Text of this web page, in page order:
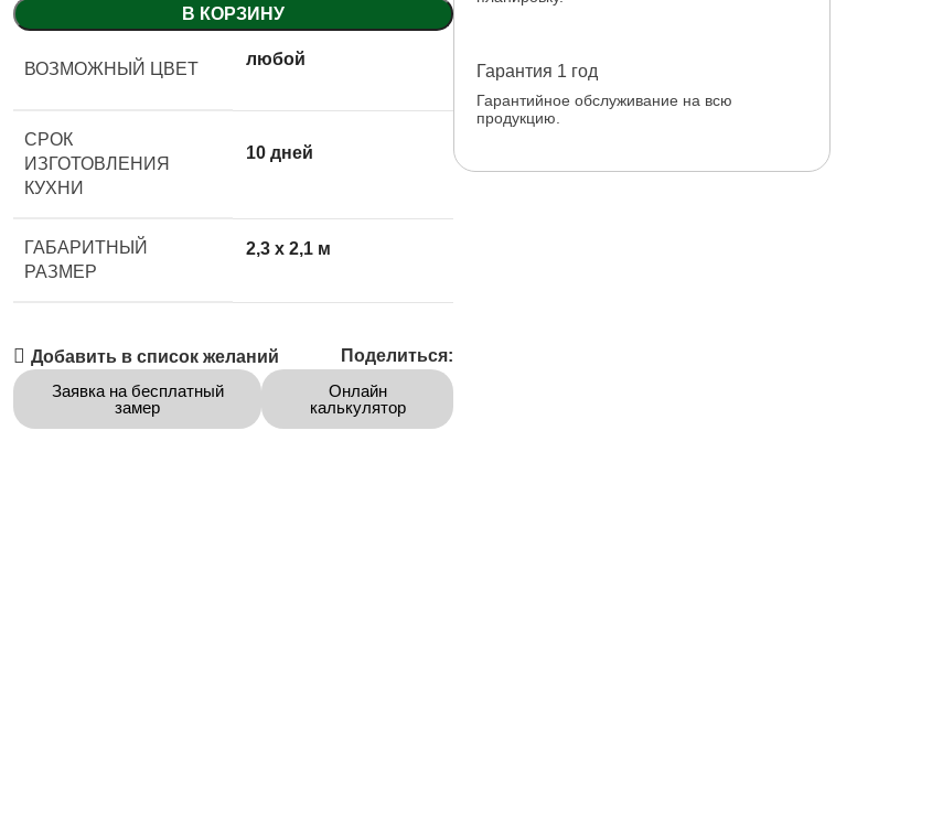
В КОРЗИНУ
ВОЗМОЖНЫЙ ЦВЕТ
любой
СРОК
ИЗГОТОВЛЕНИЯ
КУХНИ
10 дней
ГАБАРИТНЫЙ
РАЗМЕР
2,3 x 2,1 м
Добавить в список желаний
Поделиться:
Заявка на бесплатный
замер
Онлайн
калькулятор
Гарантия 1 год
Гарантийное обслуживание на всю
продукцию.